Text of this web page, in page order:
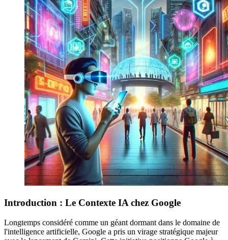
Introduction : Le Contexte IA chez Google
Longtemps considéré comme un géant dormant dans le domaine de
l'intelligence artificielle, Google a pris un virage stratégique majeur